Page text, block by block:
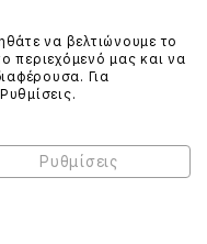
ΜΑΣ
να βελτιώνουμε το
περιεχόμενό μας και να
Για
Ρυθμίσεις